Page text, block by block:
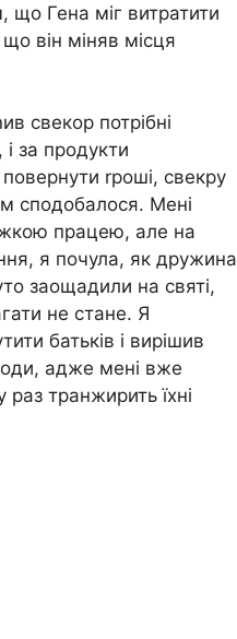
що Гена міг витратити
він міняв місця
свекор потрібні
за продукти
rроші, свекру
сподобалося. Мені
працею, але на
я почула, як дружина
заощадили на святі,
не стане. Я
батьків і вирішив
адже мені вже
транжирить їхні